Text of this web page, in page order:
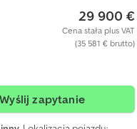
29 900 €
Cena stała plus VAT
(35 581 € brutto)
Wyślij zapytanie